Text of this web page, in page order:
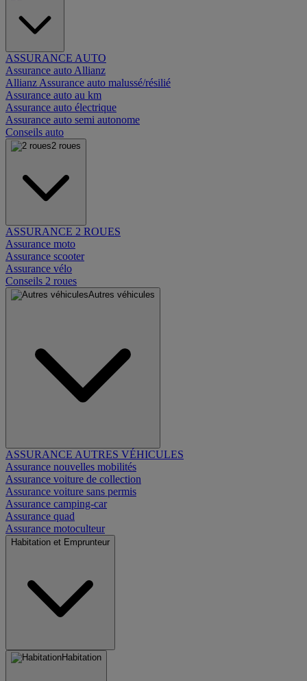
ASSURANCE AUTO
Assurance auto Allianz
Allianz Assurance auto malussé/résilié
Assurance auto au km
Assurance auto électrique
Assurance auto semi autonome
Conseils auto
2 roues
ASSURANCE 2 ROUES
Assurance moto
Assurance scooter
Assurance vélo
Conseils 2 roues
Autres véhicules
ASSURANCE AUTRES VÉHICULES
Assurance nouvelles mobilités
Assurance voiture de collection
Assurance voiture sans permis
Assurance camping-car
Assurance quad
Assurance motoculteur
Habitation et Emprunteur
Habitation